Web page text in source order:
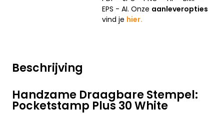
Beschrijving
Handzame Draagbare Stempel:
Pocketstamp Plus 30 White
EPS - AI. Onze aanleveropties
vind je hier.